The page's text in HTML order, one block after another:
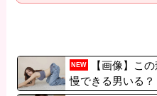
NEW
【画像】こ
慢できる男いる？